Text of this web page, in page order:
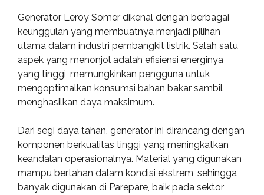
Generator Leroy Somer dikenal dengan berbagai
keunggulan yang membuatnya menjadi pilihan
utama dalam industri pembangkit listrik. Salah satu
aspek yang menonjol adalah efisiensi energinya
yang tinggi, memungkinkan pengguna untuk
mengoptimalkan konsumsi bahan bakar sambil
menghasilkan daya maksimum.
Dari segi daya tahan, generator ini dirancang dengan
komponen berkualitas tinggi yang meningkatkan
keandalan operasionalnya. Material yang digunakan
mampu bertahan dalam kondisi ekstrem, sehingga
banyak digunakan di Parepare, baik pada sektor